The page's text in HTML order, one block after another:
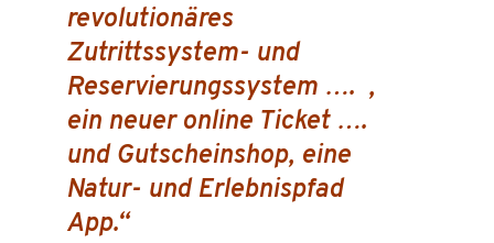
revolutionäres
Zutrittssystem- und
Reservierungssystem …. ,
ein neuer online Ticket ….
und Gutscheinshop, eine
Natur- und Erlebnispfad
App.“